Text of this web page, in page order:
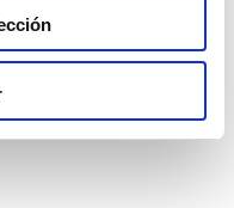
Lógicos